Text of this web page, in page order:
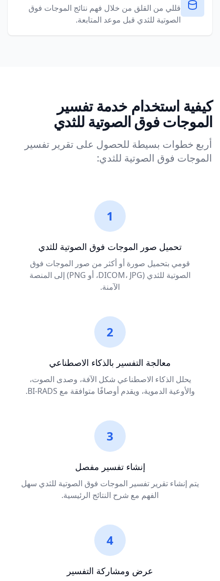
قللي من القلق من خلال فهم نتائج الموجات فوق
الصوتية للثدي قبل موعد المتابعة.
كيفية استخدام خدمة تفسير
الموجات فوق الصوتية للثدي
أربع خطوات بسيطة للحصول على تقرير تفسير
الموجات فوق الصوتية للثدي:
1
تحميل صور الموجات فوق الصوتية للثدي
قومي بتحميل صورة أو أكثر من صور الموجات فوق
الصوتية للثدي (DICOM، JPG، أو PNG) إلى المنصة
الآمنة.
2
معالجة التفسير بالذكاء الاصطناعي
يحلل الذكاء الاصطناعي شكل الآفة، وصدى الصوت،
والأوعية الدموية، ويقدم أوصافًا متوافقة مع BI-RADS.
3
إنشاء تفسير مفصل
يتم إنشاء تقرير تفسير الموجات فوق الصوتية للثدي سهل
الفهم مع شرح النتائج الرئيسية.
4
عرض ومشاركة التفسير